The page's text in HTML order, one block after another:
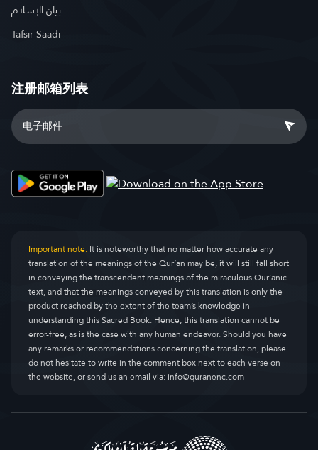
بيان الإسلام
Tafsir Saadi
注册邮箱列表
Important note:It is noteworthy that no matter how accurate any
translation of the meanings of the Qur’an may be, it will still fall short
in conveying the transcendent meanings of the miraculous Qur’anic
text, and that the meanings conveyed by this translation is only the
product reached by the extent of the team’s knowledge in
understanding this Sacred Book. Hence, this translation cannot be
error-free, as is the case with any human endeavor. Should you have
any remarks or recommendations concerning the translation, please
do not hesitate to write in the comment box next to each verse on
the website, or send us an email via:info@quranenc.com